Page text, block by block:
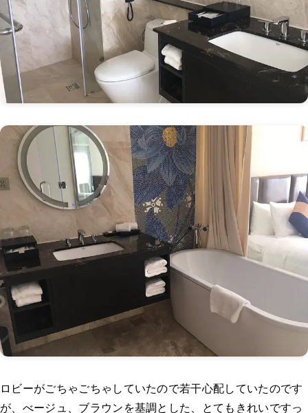
ロビーがごちゃごちゃしていたので若干心配していたのです
が、べージュ、ブラウンを基調とした、とてもきれいですっ